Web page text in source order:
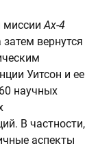
миссииAx-4
вернутся
Уитсон и ее
научных
В частности,
аспекты